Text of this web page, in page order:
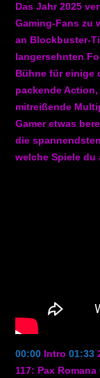
Das Jahr 2025
Gaming-Fans zu
an Blockbuster-
langersehnten
Bühne für einige
packende
mitreißende
Gamer etwas
die
welche Spiele du
00:00 Intro 01:33
117: Pax Romana